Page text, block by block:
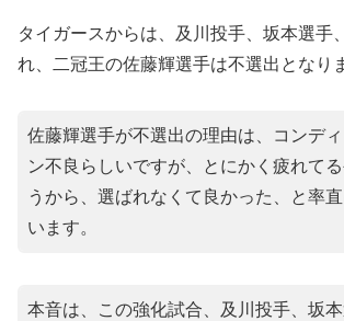
タイガースからは、及川投手、坂本選手
れ、二冠王の佐藤輝選手は不選出となり
佐藤輝選手が不選出の理由は、コンディ
ン不良らしいですが、とにかく疲れて
うから、選ばれなくて良かった、と率
います。
本音は、この強化試合、及川投手、坂